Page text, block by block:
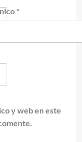
*
y web en este